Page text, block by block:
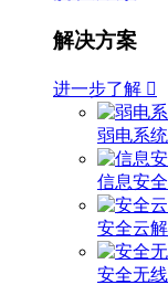
解决方案
进一步了解 
弱电系
信息安
安全云
安全无